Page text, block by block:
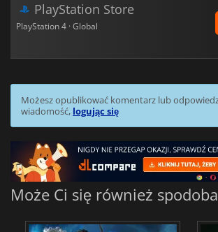
PlayStation Store
PlayStation 4 · Global
Możesz opublikować komentarz lub
wiadomość, logując się
Może Ci się również